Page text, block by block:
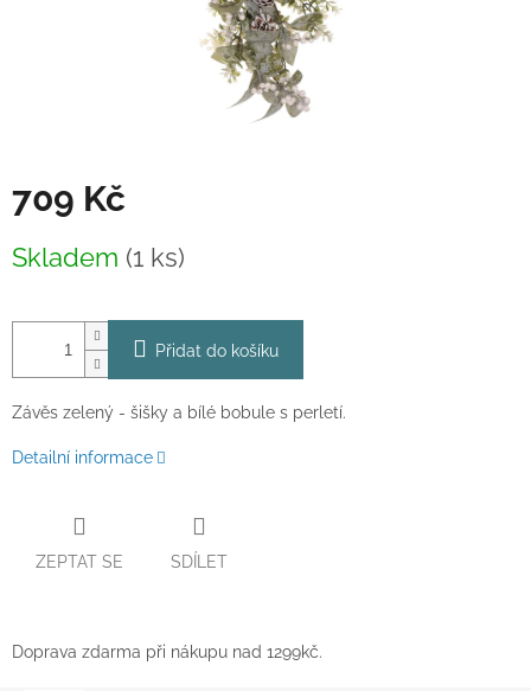
709 Kč
cena:
Skladem (1 ks)
Přidat do košíku
Závěs zelený - šišky a bílé bobule s perletí.
Detailní informace
ZEPTAT SE SDÍLET
Doprava zdarma při nákupu nad 1299kč.